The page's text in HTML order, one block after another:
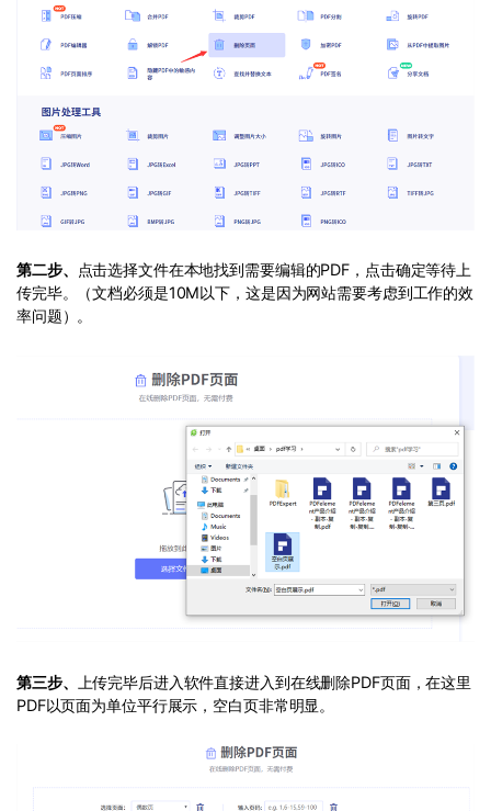
第二步、
点击选择文件在本地找到需要编辑的PDF，点击确定等待上
传完毕。（文档必须是10M以下，这是因为网站需要考虑到工作的效
率问题）。
第三步、
上传完毕后进入软件直接进入到在线删除PDF页面，在这里
PDF以页面为单位平行展示，空白页非常明显。